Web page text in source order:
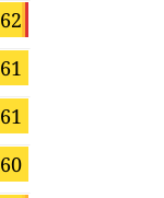
62
61
61
60